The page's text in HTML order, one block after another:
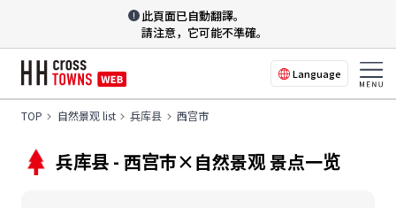
此頁面已自動翻譯。
請注意，它可能不準確。
Language
TOP 自然景观 list 兵库县 西宫市
兵库县 - 西宫市×自然景观 景点一览